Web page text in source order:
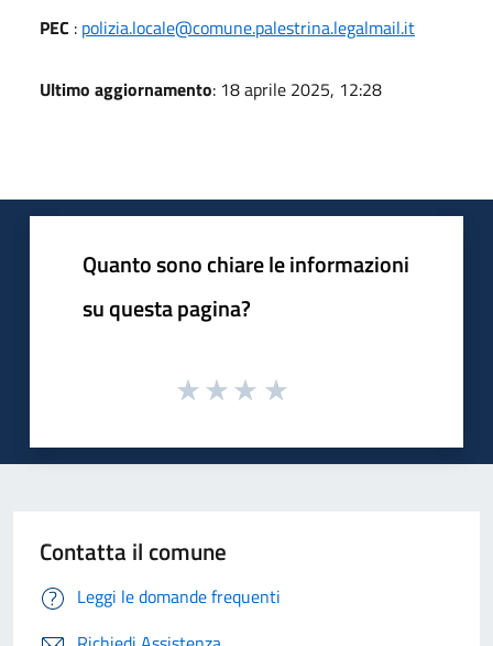
PEC : polizia.locale@comune.palestrina.legalmail.it
Ultimo aggiornamento: 18 aprile 2025, 12:28
Quanto sono chiare le informazioni
su questa pagina?
Contatta il comune
Leggi le domande frequenti